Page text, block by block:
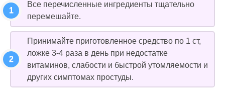
Все перечисленные ингредиенты тщательно
перемешайте.
Принимайте приготовленное средство по 1 ст,
ложке 3-4 раза в день при недостатке
витаминов, слабости и быстрой утомляемости и
других симптомах простуды.